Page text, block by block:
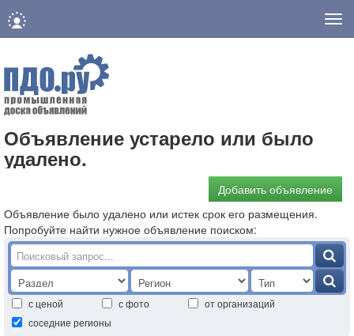
Объявление устарело или было
удалено.
Добавить объявление
Объявление было удалено или истек срок его размещения.
Попробуйте найти нужное объявление поиском:
с ценой с фото
от организаций
соседние регионы